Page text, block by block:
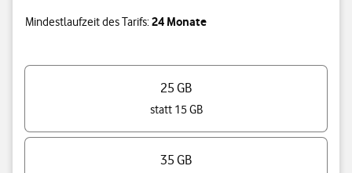
Mindestlaufzeit des Tarifs:24 Monate
Wähl Dein Datenvolumen
25 GB
statt 15 GB
35 GB